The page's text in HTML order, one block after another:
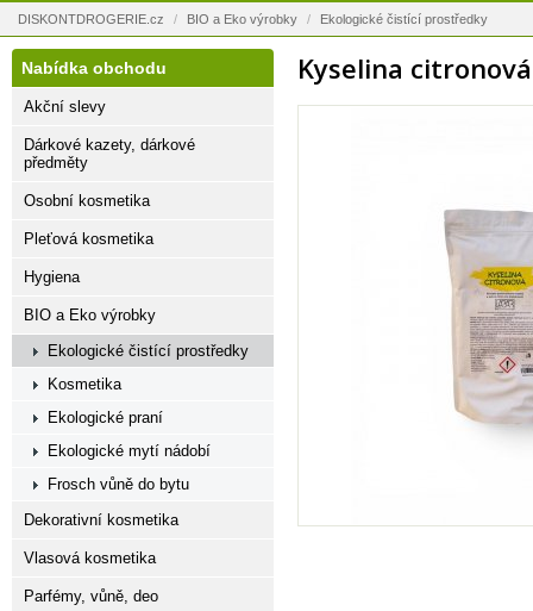
DISKONTDROGERIE.cz / BIO a Eko výrobky / Ekologické čistící prostředky
Kyselina
Nabídka obchodu
Akční slevy
Dárkové kazety, dárkové
předměty
Osobní kosmetika
Pleťová kosmetika
Hygiena
BIO a Eko výrobky
Ekologické čistící prostředky
Kosmetika
Ekologické praní
Ekologické mytí nádobí
Frosch vůně do bytu
Dekorativní kosmetika
Vlasová kosmetika
Parfémy, vůně, deo